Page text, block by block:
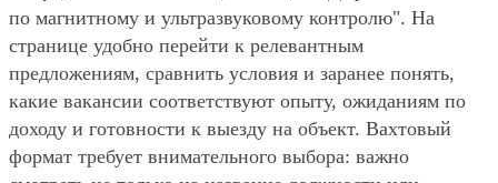
по магнитному и ультразвуковому контролю". На
странице удобно перейти к релевантным
предложениям, сравнить условия и заранее понять,
какие вакансии соответствуют опыту, ожиданиям по
доходу и готовности к выезду на объект. Вахтовый
формат требует внимательного выбора: важно